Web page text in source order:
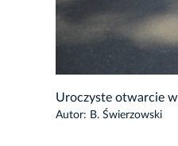
Uroczyste otwarcie
Autor: B. Świerzowski